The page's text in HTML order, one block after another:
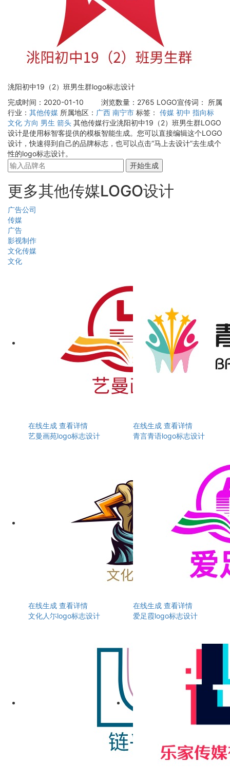
洮阳初中19（2）班男生群logo标志设计
完成时间：2020-01-10
浏览数量：2765 LOGO宣传词：
所属
行业： 其他传媒 所属地区： 广西 南宁市 标签： 传媒 初中 指向标
文化 方向 男生 箭头 其他传媒行业洮阳初中19（2）班男生群LOGO
设计是使用标智客提供的模板智能生成。您可以直接编辑这个LOGO
设计，快速得到自己的品牌标志，也可以点击“马上去设计”去生成个
性的logo标志设计。
开始生成
更多其他传媒LOGO设计
广告公司
传媒
广告
影视制作
文化传媒
文化
在线生成 查看详情
艺曼画苑logo标志设计
在线生成 查看详情
青言青语logo标志设计
在线生成 查看详情
文化人尓logo标志设计
在线生成 查看详情
爱足霞logo标志设计